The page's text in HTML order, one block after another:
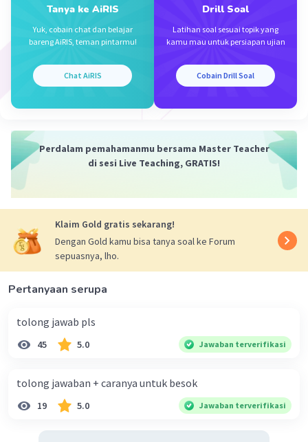
Tanya ke AiRIS
Yuk, cobain chat dan belajar
bareng AiRIS, teman pintarmu!
Chat AiRIS
Drill Soal
Latihan soal sesuai topik yang
kamu mau untuk persiapan ujian
Cobain Drill Soal
Perdalam pemahamanmu bersama Master Teacher
di sesi Live Teaching, GRATIS!
Klaim Gold gratis sekarang!
Dengan Gold kamu bisa tanya soal ke Forum
sepuasnya, lho.
Pertanyaan serupa
tolong jawab pls
45 5.0 Jawaban terverifikasi
tolong jawaban + caranya untuk besok
19 5.0 Jawaban terverifikasi